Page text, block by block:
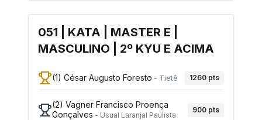
051 | KATA | MASTER E |
MASCULINO | 2º KYU E ACIMA
(1) César Augusto Foresto - Tietê 1260 pts
(2) Vagner Francisco Proença
Gonçalves - Usual Laranjal Paulista
900 pts